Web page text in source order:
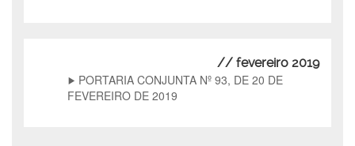
// fevereiro 2019
PORTARIA CONJUNTA Nº 93, DE 20 DE
FEVEREIRO DE 2019